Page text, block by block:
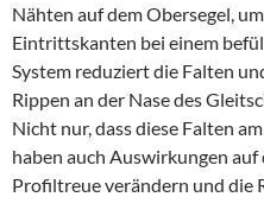
Nähten auf dem Obersegel,
Eintrittskanten bei einem
System reduziert die Falten
Rippen an der Nase des
Nicht nur, dass diese Falten
haben auch Auswirkungen auf
Profiltreue verändern und die